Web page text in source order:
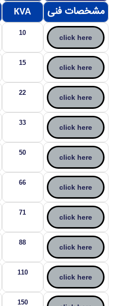
مشخصات فنی KVA
click here
10
click here
15
click here
22
click here
33
click here
50
click here
66
click here
71
click here
88
click here
110
150